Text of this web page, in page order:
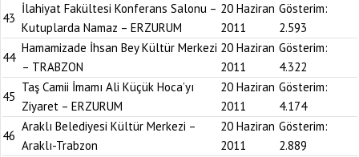
43
İlahiyat Fakültesi Konferans Salonu –
Kutuplarda Namaz – ERZURUM
20 Haziran
2011
Gösterim:
2.593
44
Hamamizade İhsan Bey Kültür Merkezi
– TRABZON
20 Haziran
2011
Gösterim:
4.322
45
Taş Camii İmamı Ali Küçük Hoca’yı
Ziyaret – ERZURUM
20 Haziran
2011
Gösterim:
4.174
46
Araklı Belediyesi Kültür Merkezi –
Araklı-Trabzon
20 Haziran
2011
Gösterim:
2.889